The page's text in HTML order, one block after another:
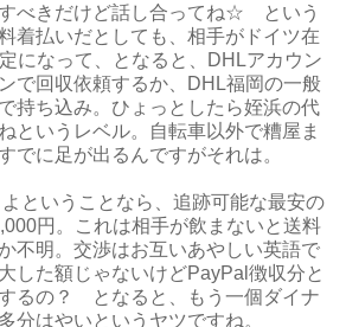
べきだけど話し合ってね☆ という
着払いだとしても、相手がドイツ在
になって、となると、DHLアカウン
で回収依頼するか、DHL福岡の一般
持ち込み。ひょっとしたら姪浜の代
というレベル。自転車以外で糟屋ま
でに足が出るんですがそれは。
ということなら、追跡可能な最安の
円。これは相手が飲まないと送料
不明。交渉はお互いあやしい英語で
した額じゃないけどPayPal徴収分と
るの？ となると、もう一個ダイナ
分はやいというヤツですね。